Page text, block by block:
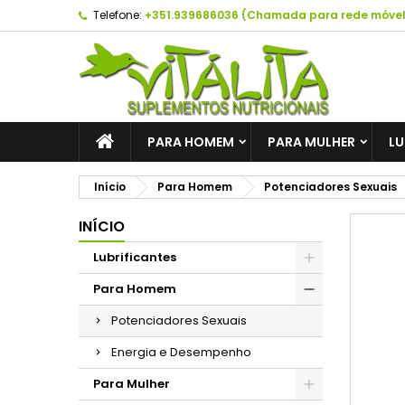
Telefone: +351.939686036 (Chamada para rede
PARA HOMEM PARA MULHER
Início Para Homem Potenciadores Sexuais
INÍCIO
Lubrificantes
Para Homem
Potenciadores Sexuais
Energia e Desempenho
Para Mulher